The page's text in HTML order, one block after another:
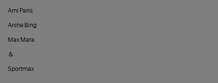
Ami Paris
Anine Bing
Max Mara
&
Sportmax